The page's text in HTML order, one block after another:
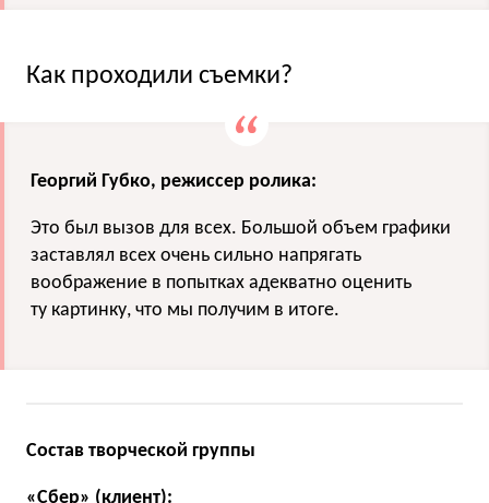
Как проходили съемки?
Георгий Губко, режиссер ролика:
Это был вызов для всех. Большой объем графики
заставлял всех очень сильно напрягать
воображение в попытках адекватно оценить
ту картинку, что мы получим в итоге.
Состав творческой группы
«Сбер» (клиент):